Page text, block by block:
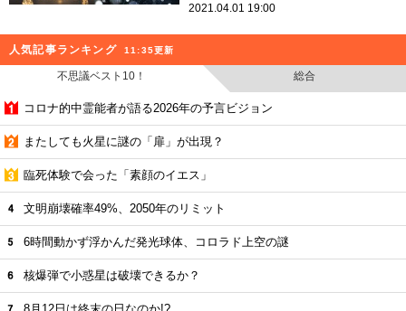
2021.04.01 19:00
人気記事ランキング 11:35更新
不思議ベスト10！ 総合
コロナ的中霊能者が語る2026年の予言ビジョン
またしても火星に謎の「扉」が出現？
臨死体験で会った「素顔のイエス」
文明崩壊確率49%、2050年のリミット
6時間動かず浮かんだ発光球体、コロラド上空の謎
核爆弾で小惑星は破壊できるか？